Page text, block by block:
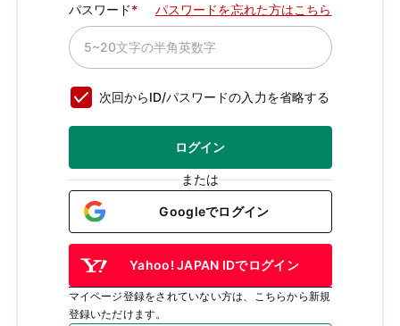
パスワード パスワードを忘れた方はこちら
次回からID/パスワードの入力を省略する
ログイン
または
Googleでログイン
Yahoo! JAPAN IDでログイン
マイページ登録をされていない方は、こちらから新規
登録いただけます。